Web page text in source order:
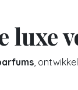
luxe
,